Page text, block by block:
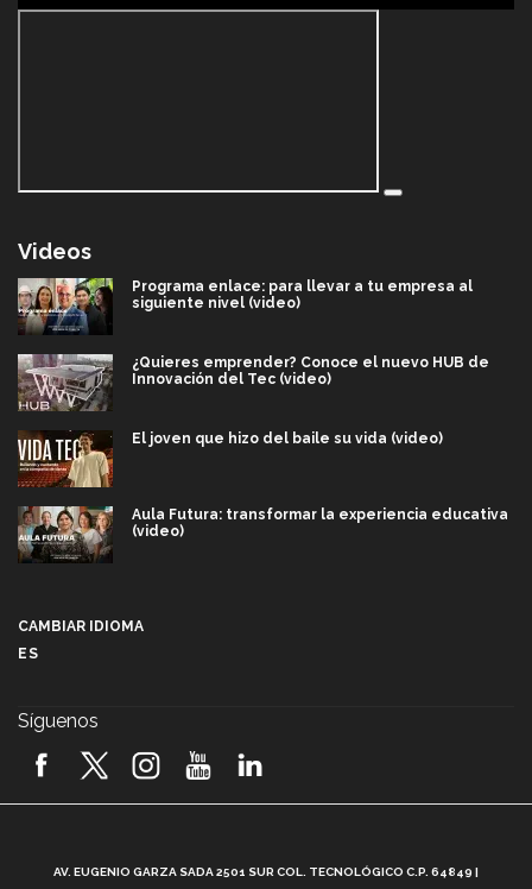
Videos
Programa enlace: para llevar a tu empresa al
siguiente nivel (video)
¿Quieres emprender? Conoce el nuevo HUB de
Innovación del Tec (video)
El joven que hizo del baile su vida (video)
Aula Futura: transformar la experiencia educativa
(video)
2026! (video)
CAMBIAR IDIOMA
ES
Síguenos
AV. EUGENIO GARZA SADA 2501 SUR COL. TECNOLÓGICO C.P. 64849 |